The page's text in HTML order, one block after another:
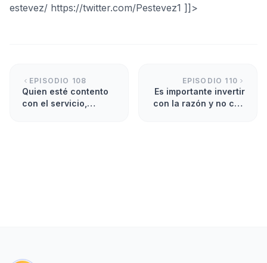
estevez/ https://twitter.com/Pestevez1 ]]>
EPISODIO 108
Quien esté contento
con el servicio,
EPISODIO 110
Es importante invertir
con la razón y no con